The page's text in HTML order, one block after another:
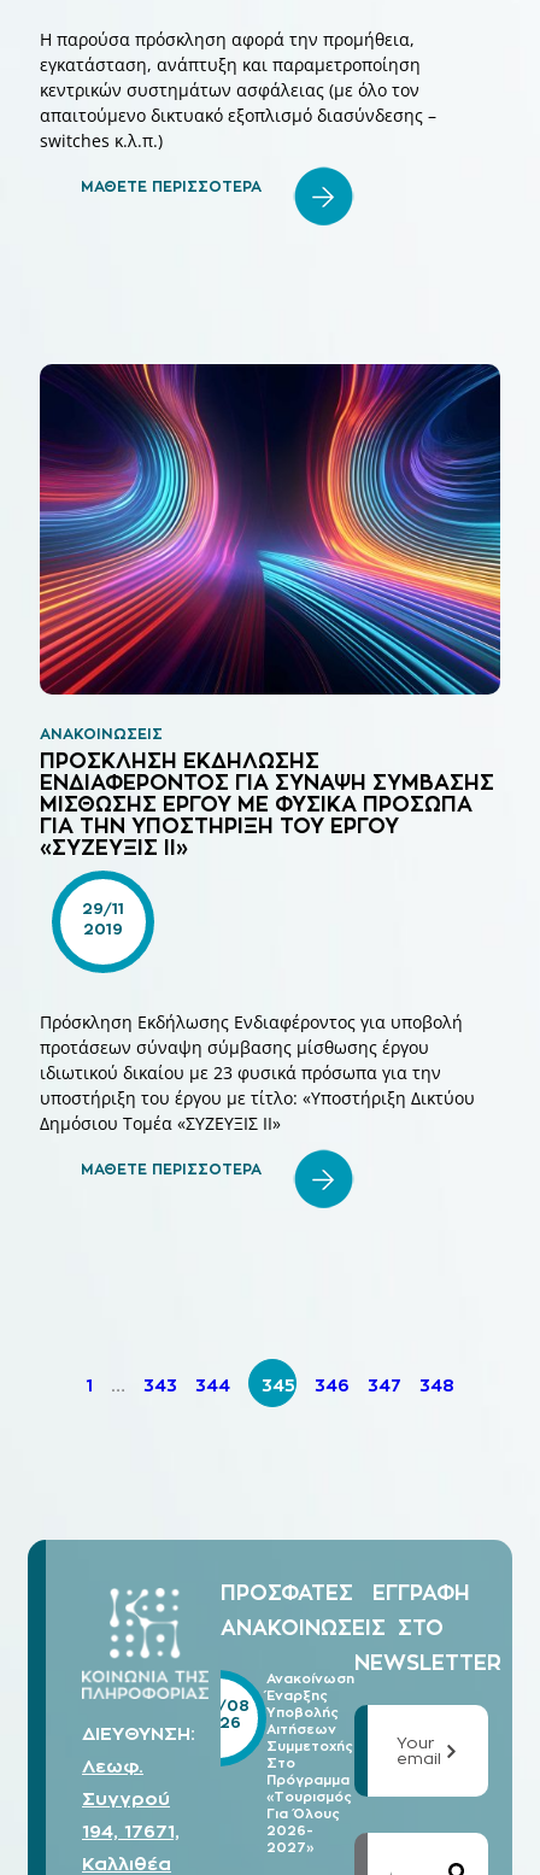
Η παρούσα πρόσκληση αφορά την προμήθεια,
εγκατάσταση, ανάπτυξη και παραμετροποίηση
κεντρικών συστημάτων ασφάλειας (με όλο τον
απαιτούμενο δικτυακό εξοπλισμό διασύνδεσης –
switches κ.λ.π.)
ΜΑΘΕΤΕ ΠΕΡΙΣΣΟΤΕΡΑ
ΑΝΑΚΟΙΝΏΣΕΙΣ
ΠΡΟΣΚΛΗΣΗ ΕΚΔΗΛΩΣΗΣ
ΕΝΔΙΑΦΕΡΟΝΤΟΣ ΓΙΑ ΣΥΝΑΨΗ ΣΥΜΒΑΣΗΣ
ΜΙΣΘΩΣΗΣ ΕΡΓΟΥ ΜΕ ΦΥΣΙΚΑ ΠΡΟΣΩΠΑ
ΓΙΑ ΤΗΝ ΥΠΟΣΤΗΡΙΞΗ ΤΟΥ ΕΡΓΟΥ
«ΣΥΖΕΥΞΙΣ ΙΙ»
29/11
2019
Πρόσκληση Εκδήλωσης Ενδιαφέροντος για υποβολή
προτάσεων σύναψη σύμβασης μίσθωσης έργου
ιδιωτικού δικαίου με 23 φυσικά πρόσωπα για την
υποστήριξη του έργου με τίτλο: «Υποστήριξη Δικτύου
Δημόσιου Τομέα «ΣΥΖΕΥΞΙΣ ΙΙ»
ΜΑΘΕΤΕ ΠΕΡΙΣΣΟΤΕΡΑ
1 … 343 344 345 346 347 348
ΔΙΕΥΘΥΝΣΗ:
Λεωφ.
Συγγρού
194, 17671,
Καλλιθέα
ΠΡΟΣΦΑΤΕΣ
ΑΝΑΚΟΙΝΩΣΕΙΣ
Ανακοίνωση
Έναρξης
Υποβολής
Αιτήσεων
Συμμετοχής
Στο
Πρόγραμμα
«Τουρισμός
Για Όλους
2026-
2027»
05/08
2026
ΕΓΓΡΑΦΗ
ΣΤΟ
NEWSLETTER
Your
email